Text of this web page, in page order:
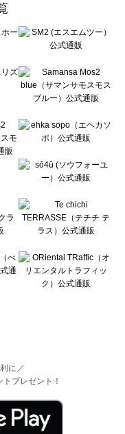
に／
プレゼント！